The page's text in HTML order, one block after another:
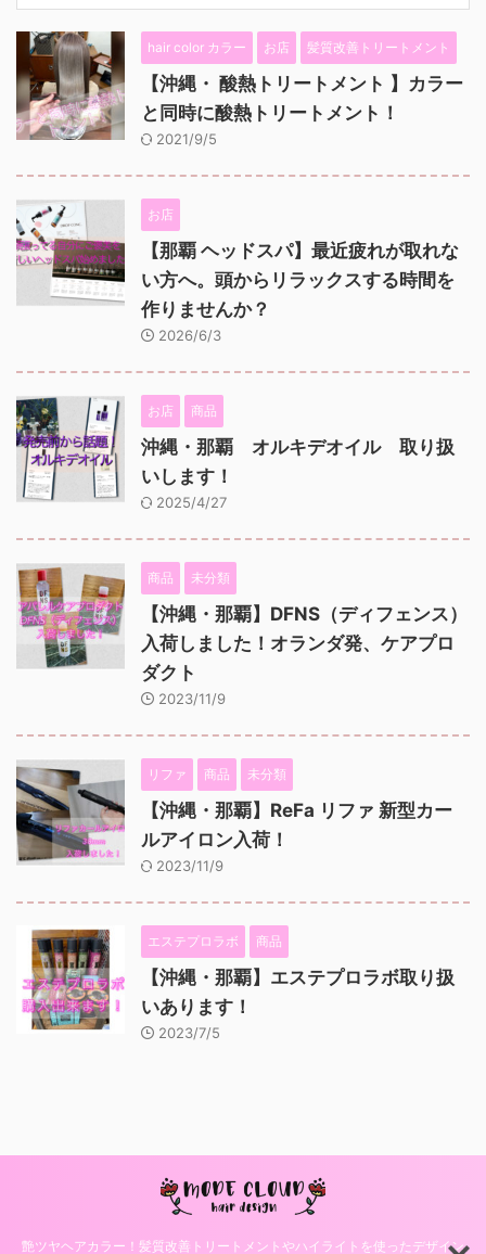
hair color カラー お店 髪質改善トリートメント
【沖縄・ 酸熱トリートメント 】カラー
と同時に酸熱トリートメント！
2021/9/5
お店
【那覇 ヘッドスパ】最近疲れが取れな
い方へ。頭からリラックスする時間を
作りませんか？
2026/6/3
お店 商品
沖縄・那覇 オルキデオイル 取り扱
いします！
2025/4/27
商品 未分類
【沖縄・那覇】DFNS（ディフェンス）
入荷しました！オランダ発、ケアプロ
ダクト
2023/11/9
リファ 商品 未分類
【沖縄・那覇】ReFa リファ 新型カー
ルアイロン入荷！
2023/11/9
エステプロラボ 商品
【沖縄・那覇】エステプロラボ取り扱
いあります！
2023/7/5
艶ツヤヘアカラー！髪質改善トリートメントやハイライトを使ったデザイン